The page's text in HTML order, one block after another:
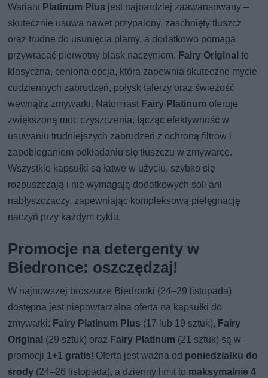
Wariant Platinum Plus jest najbardziej zaawansowany –
skutecznie usuwa nawet przypalony, zaschnięty tłuszcz
oraz trudne do usunięcia plamy, a dodatkowo pomaga
przywracać pierwotny blask naczyniom. Fairy Original to
klasyczna, ceniona opcja, która zapewnia skuteczne mycie
codziennych zabrudzeń, połysk talerzy oraz świeżość
wewnątrz zmywarki. Natomiast Fairy Platinum oferuje
zwiększoną moc czyszczenia, łącząc efektywność w
usuwaniu trudniejszych zabrudzeń z ochroną filtrów i
zapobieganiem odkładaniu się tłuszczu w zmywarce.
Wszystkie kapsułki są łatwe w użyciu, szybko się
rozpuszczają i nie wymagają dodatkowych soli ani
nabłyszczaczy, zapewniając kompleksową pielęgnację
naczyń przy każdym cyklu.
Promocje na detergenty w
Biedronce: oszczędzaj!
W najnowszej broszurze Biedronki (24–29 listopada)
dostępna jest niepowtarzalna oferta na kapsułki do
zmywarki: Fairy Platinum Plus (17 lub 19 sztuk), Fairy
Original (29 sztuk) oraz Fairy Platinum (21 sztuk) są w
promocji 1+1 gratis! Oferta jest ważna od poniedziałku do
środy (24–26 listopada), a dzienny limit to maksymalnie 4